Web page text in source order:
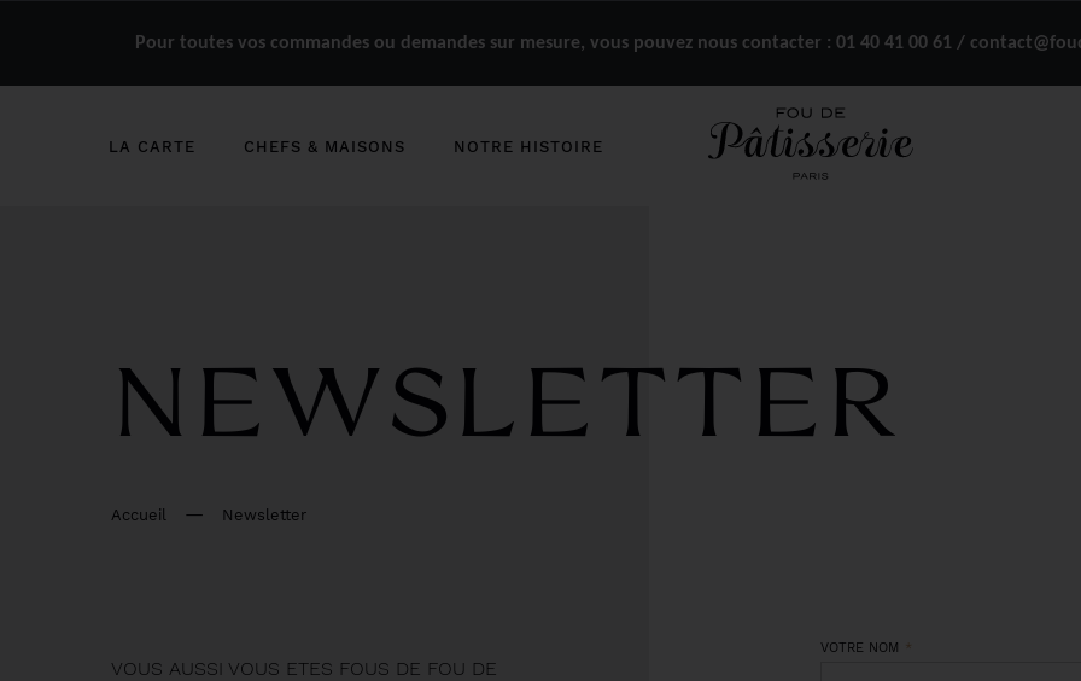
Pour toutes vos commandes ou demandes sur mesure, vous pouvez nous contacter : 01 40 41 00 61 /
LA CARTE CHEFS & MAISONS NOTRE HISTOIRE
NEWSLETTER
Accueil Newsletter
VOUS AUSSI VOUS ETES FOUS DE FOU DE
VOTRE NOM